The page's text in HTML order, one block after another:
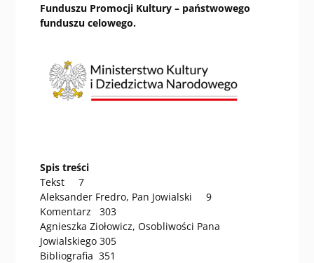
Funduszu Promocji Kultury – państwowego
funduszu celowego.
Spis treści
Tekst 7
Aleksander Fredro, Pan Jowialski 9
Komentarz 303
Agnieszka Ziołowicz, Osobliwości Pana
Jowialskiego 305
Bibliografia 351